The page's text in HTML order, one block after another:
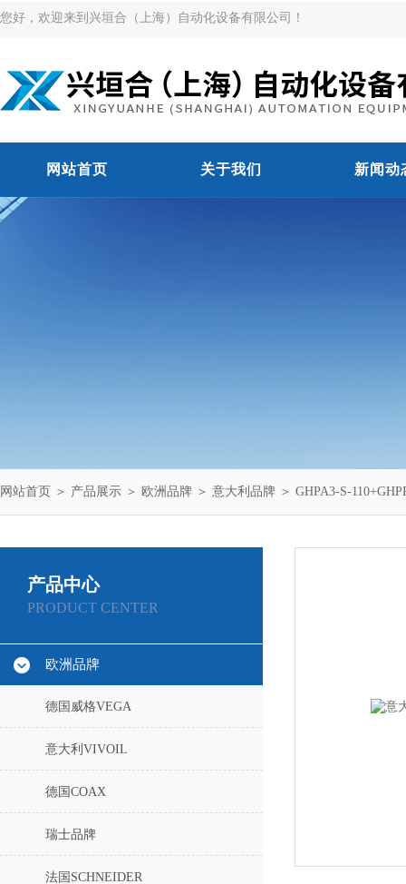
您好，欢迎来到兴垣合（上海）自动化设备有限公司！
网站首页 关于我们 新闻动
网站首页 ＞ 产品展示 ＞ 欧洲品牌 ＞ 意大利品牌 ＞ GHPA3-S-
产品中心
PRODUCT CENTER
欧洲品牌
德国威格VEGA
意大利VIVOIL
德国COAX
瑞士品牌
法国SCHNEIDER